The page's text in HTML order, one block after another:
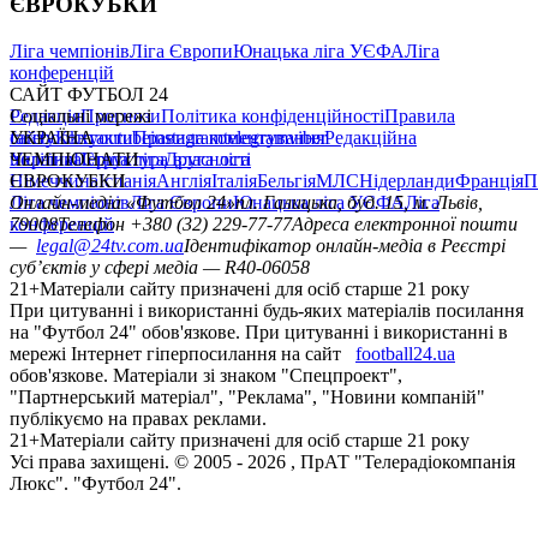
Ліга чемпіонівЛіга ЄвропиЮнацька ліга УЄФАЛіга
конференцій
САЙТ ФУТБОЛ 24
РедакціяПрогнозиПолітика конфіденційностіПравила
сайтуКонтактиПравила коментуванняРедакційна
політикаСтруктура власності
Соціальні мережі
facebookxyoutubeinstagramtelegramviber
УКРАЇНА
УкраїнаПерша лігаДруга ліга
ЧЕМПІОНАТИ
НімеччинаІспаніяАнгліяІталіяБельгіяМЛСНідерландиФранція
ЄВРОКУБКИ
Ліга чемпіонівЛіга ЄвропиЮнацька ліга УЄФАЛіга
конференцій
Онлайн-медіа «Футбол 24»пл. Галицька, буд. 15, м. Львів,
79008Телефон +380 (32) 229-77-77Адреса електронної пошти
— legal@24tv.com.uaІдентифікатор онлайн-медіа в Реєстрі
суб’єктів у сфері медіа — R40-06058
21+Матеріали сайту призначені для осіб старше 21 року
При цитуванні і використанні будь-яких матеріалів посилання
на "Футбол 24" обов'язкове. При цитуванні і використанні в
мережі Інтернет гіперпосилання на сайт
football24.ua
обов'язкове. Матеріали зі знаком "Спецпроект",
"Партнерський матеріал", "Реклама", "Новини компаній"
публікуємо на правах реклами.
21+Матеріали сайту призначені для осіб старше 21 року
Усi права захищенi. © 2005 - 2026 , ПрАТ "Телерадіокомпанія
Люкс". "Футбол 24".